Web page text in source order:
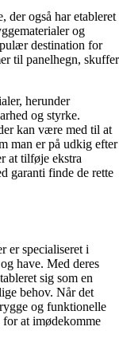
der også har etableret
og
destination for
til panelhegn, skuffer
herunder
og styrke.
kan være med til at
man er på udkig efter
at tilføje ekstra
garanti finde de rette
er specialiseret i
have. Med deres
sig som en
behov. Når det
og funktionelle
at imødekomme